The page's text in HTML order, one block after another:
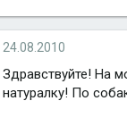
24.08.2010
Здравствуйте! На
натуралку! По